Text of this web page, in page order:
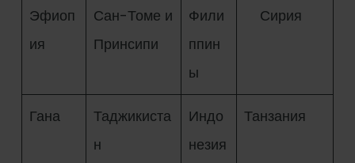
Эфиоп
ия
Сан-Томе и
Принсипи
Фили
ппин
ы
Сирия
Гана
Таджикиста
н
Индо
незия
Танзания